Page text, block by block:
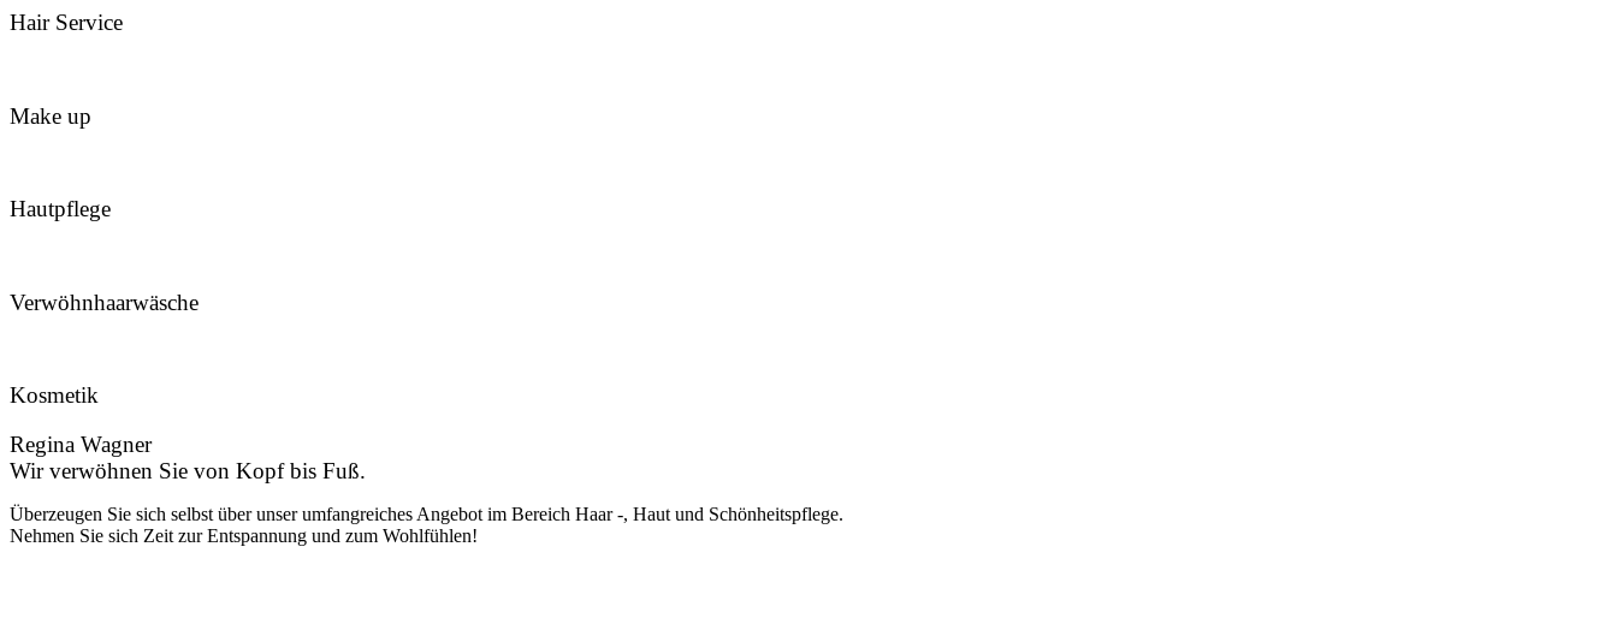
Hair Service
Make up
Hautpflege
Verwöhnhaarwäsche
Kosmetik
Regina Wagner
Wir verwöhnen Sie von Kopf bis Fuß.
Überzeugen Sie sich selbst über unser umfangreiches Angebot im Bereich Haar -, Haut und Schönheitspflege.
Nehmen Sie sich Zeit zur Entspannung und zum Wohlfühlen!